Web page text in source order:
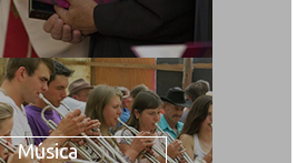
Música